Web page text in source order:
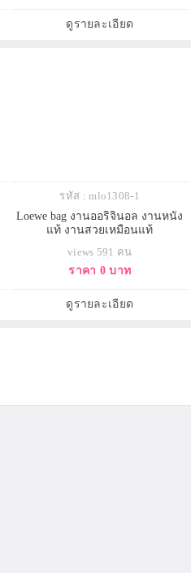
ดูรายละเอียด
รหัส : mlo1308-1
Loewe bag งานออริจินอล งานหนัง
แท้ งานสวยเหมือนแท้
views 591 คน
ราคา 0 บาท
ดูรายละเอียด